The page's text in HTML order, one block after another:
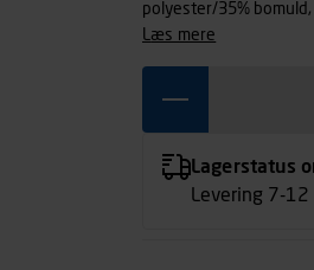
polyester/35% bomuld,
læs mere
Lagerstatus
Levering 7-12